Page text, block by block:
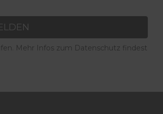
Mehr Infos zum Datenschutz findest